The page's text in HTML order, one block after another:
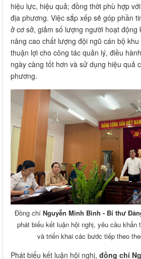
hiệu lực, hiệu quả; đồng thời phù hợp
địa phương. Việc sắp xếp sẽ góp phần
ở cơ sở, giảm số lượng người hoạt động
nâng cao chất lượng đội ngũ cán bộ
thuận lợi cho công tác quản lý, điều
ngày càng tốt hơn và sử dụng hiệu quả
phương.
Đồng chí Nguyễn Minh Bình - Bí thư
phát biểu kết luận hội nghị, yêu cầu khẩn
và triển khai các bước tiếp theo
Phát biểu kết luận hội nghị, đồng chí